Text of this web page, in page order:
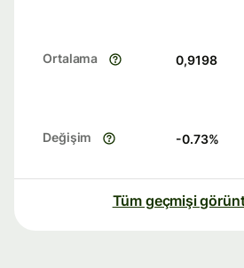
Ortalama 0,9198
Değişim -0.73%
Tüm geçmişi